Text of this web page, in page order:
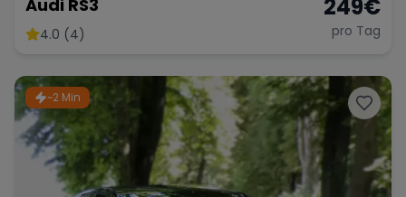
Audi RS3
4.0 (4)
249€
pro Tag
~2 Min